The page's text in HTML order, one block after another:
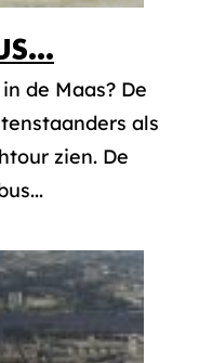
de Maas? De
als
zien. De